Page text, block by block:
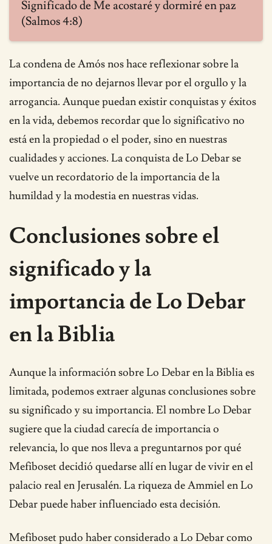
Significado de Me acostaré y dormiré en paz
(Salmos 4:8)
La condena de Amós nos hace reflexionar sobre la
importancia de no dejarnos llevar por el orgullo y la
arrogancia. Aunque puedan existir conquistas y éxitos
en la vida, debemos recordar que lo significativo no
está en la propiedad o el poder, sino en nuestras
cualidades y acciones. La conquista de Lo Debar se
vuelve un recordatorio de la importancia de la
humildad y la modestia en nuestras vidas.
Conclusiones sobre el
significado y la
importancia de Lo Debar
en la Biblia
Aunque la información sobre Lo Debar en la Biblia es
limitada, podemos extraer algunas conclusiones sobre
su significado y su importancia. El nombre Lo Debar
sugiere que la ciudad carecía de importancia o
relevancia, lo que nos lleva a preguntarnos por qué
Mefiboset decidió quedarse allí en lugar de vivir en el
palacio real en Jerusalén. La riqueza de Ammiel en Lo
Debar puede haber influenciado esta decisión.
Mefiboset pudo haber considerado a Lo Debar como